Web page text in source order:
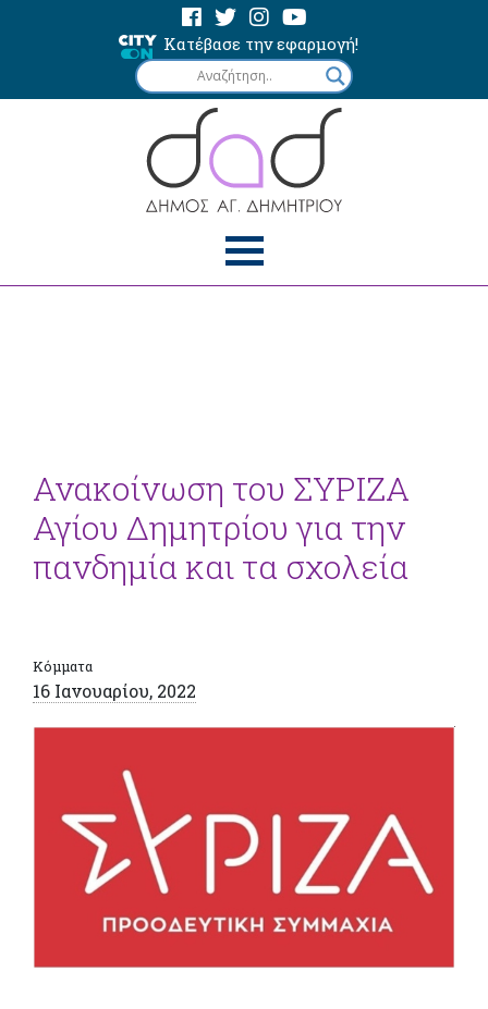
Κατέβασε την εφαρμογή!
Ανακοίνωση του ΣΥΡΙΖΑ
Αγίου Δημητρίου για την
πανδημία και τα σχολεία
Κόμματα
16 Ιανουαρίου, 2022